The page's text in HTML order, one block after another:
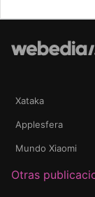
Xataka
Applesfera
Mundo Xiaomi
Otras